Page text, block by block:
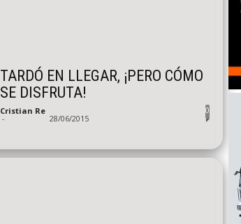
TARDÓ EN LLEGAR, ¡PERO CÓMO
SE DISFRUTA!
Cristian Re
- 28/06/2015
0